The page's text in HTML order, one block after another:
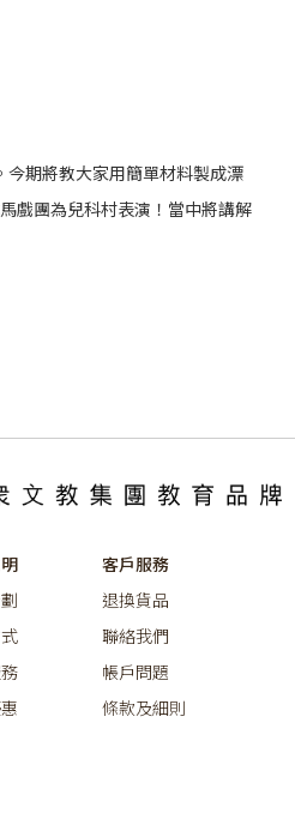
今期將教大家用簡單材料製成漂
戲團為兒科村表演！當中將講解
客戶服務
退換貨品
聯絡我們
帳戶問題
條款及細則